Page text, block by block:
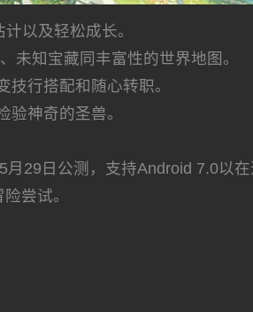
以及轻松成长。
未知宝藏同丰富性的世界地图。
行搭配和随心转职。
神奇的圣兽。
29日公测，支持Android 7.0以
尝试。